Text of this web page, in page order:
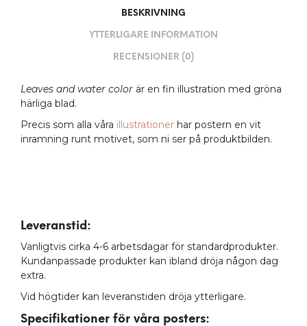
BESKRIVNING
YTTERLIGARE INFORMATION
RECENSIONER (0)
Leaves and water color är en fin illustration med gröna
härliga blad.
Precis som alla våra illustrationer har postern en vit
inramning runt motivet, som ni ser på produktbilden.
Leveranstid:
Vanligtvis cirka 4-6 arbetsdagar för standardprodukter.
Kundanpassade produkter kan ibland dröja någon dag
extra.
Vid högtider kan leveranstiden dröja ytterligare.
Specifikationer för våra posters: